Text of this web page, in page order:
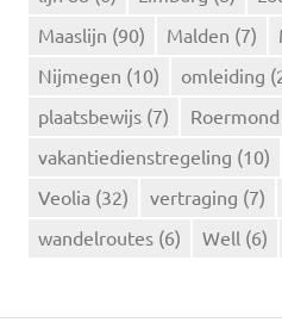
Maaslijn (90) Malden (7)
Nijmegen (10) omleiding
plaatsbewijs (7) Roermond
vakantiedienstregeling (10)
Veolia (32) vertraging (7)
wandelroutes (6) Well (6)